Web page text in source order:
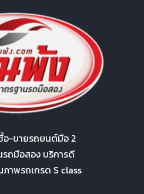
-ขายรถยนต์มือ 2
ถมือสอง บริการดี
าพรถเกรด S class